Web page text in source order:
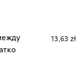
13,63 zł